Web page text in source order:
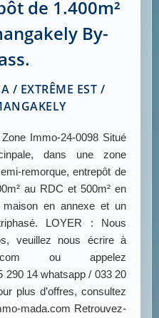
de 1.400m²
By-
/ EXTRÊME EST /
Immo-24-0098 Situé
dans une zone
remorque, entrepôt de
au RDC et 500m² en
en annexe et un
LOYER : Nous
veuillez nous écrire à
ou appelez
290 14 whatsapp / 033 20
plus d’offres, consultez
mada.com Retrouvez-